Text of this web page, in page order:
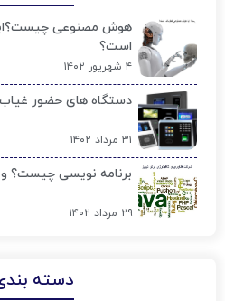
هوش مصنوعی
است؟
۴ شهریور ۱۴۰۲
دستگاه های حضور غیاب
۳۱ مرداد ۱۴۰۲
برنامه نویسی چیست؟ و
۲۹ مرداد ۱۴۰۲
دسته